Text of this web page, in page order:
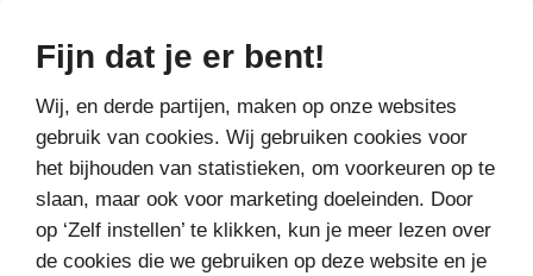
Fijn dat je er bent!
Wij, en derde partijen, maken op onze websites
gebruik van cookies. Wij gebruiken cookies voor
het bijhouden van statistieken, om voorkeuren op te
slaan, maar ook voor marketing doeleinden. Door
op ‘Zelf instellen’ te klikken, kun je meer lezen over
de cookies die we gebruiken op deze website en je
MEER BOEKEN VAN